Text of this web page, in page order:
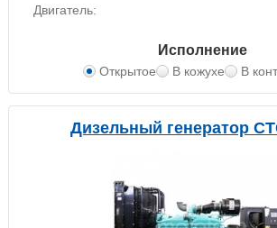
Двигатель:
Исполнение
Открытое В кожухе В
Дизельный генератор